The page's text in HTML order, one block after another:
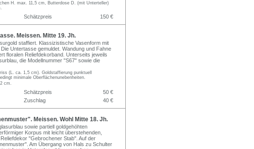
H. max. 11,5 cm, Butterdose D. (mit Unterteller)
Schätzpreis 150 €
Meissen. Mitte 19. Jh.
staffiert. Klassizistische Vasenform mit
Untertasse gemuldet. Wandung und Fahne
floralen Reliefdekorband. Unterseits jeweils
die Modellnummer "S67" sowie die
(L. ca. 1,5 cm). Goldstaffierung punktuell
minimale Oberflächenunebenheiten.
cm.
Schätzpreis
50 €
Zuschlag
40 €
Meissen. Wohl Mitte 18. Jh.
sowie partiell goldgehöhten
Korpus mit leicht überstehenden,
"Gebrochener Stab". Auf der
Am Übergang von Hals zu Schulter